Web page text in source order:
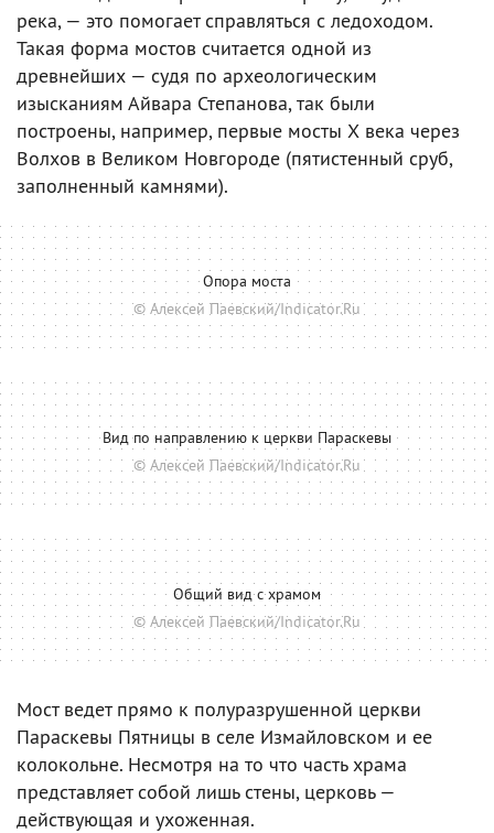
река, — это помогает справляться с ледоходом.
Такая форма мостов считается одной из
древнейших — судя по археологическим
изысканиям Айвара Степанова, так были
построены, например, первые мосты Х века через
Волхов в Великом Новгороде (пятистенный сруб,
заполненный камнями).
Опора моста
© Алексей Паевский/Indicator.Ru
Вид по направлению к церкви Параскевы
© Алексей Паевский/Indicator.Ru
Общий вид с храмом
© Алексей Паевский/Indicator.Ru
Мост ведет прямо к полуразрушенной церкви
Параскевы Пятницы в селе Измайловском и ее
колокольне. Несмотря на то что часть храма
представляет собой лишь стены, церковь —
действующая и ухоженная.